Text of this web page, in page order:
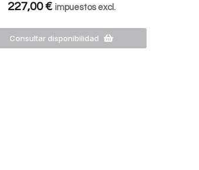
227,00€ impuestos excl.
Consultar disponibilidad